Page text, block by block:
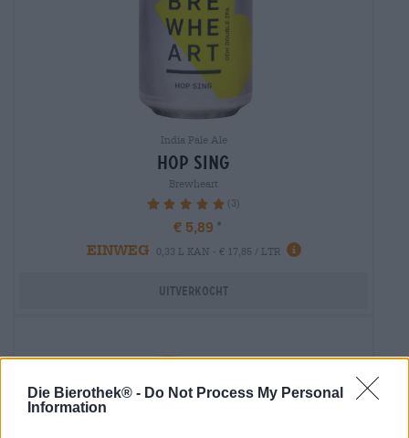
Die Bierothek® - Do Not Process My Personal
Information
India Pale Ale
hop sing
Brewheart
100% (3)
€ 5,89
EINWEG
0,33 L KAN - € 17,85 / LTR
Uitverkocht